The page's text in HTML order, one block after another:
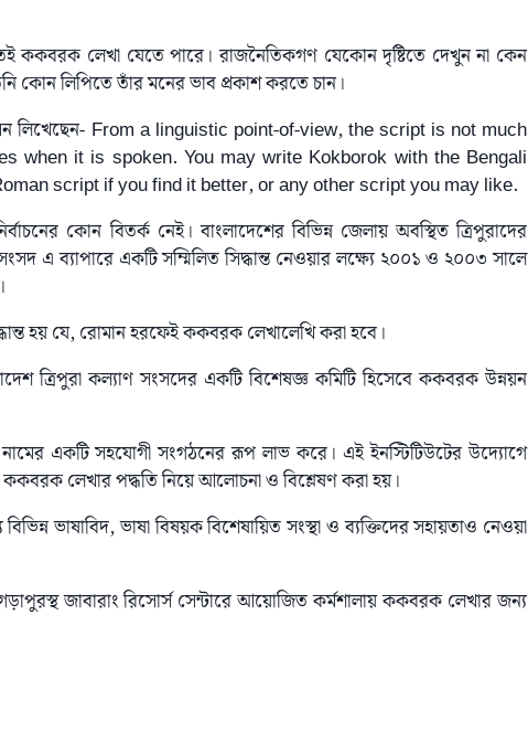
ককবরক লেখা যেতে পারে। রাজনৈতিকগণ যেকোন দৃষ্টিতে দেখুন না কেন
কোন লিপিতে তাঁর মনের ভাব প্রকাশ করতে চান।
লিখেছেন- From a linguistic point-of-view, the script is not much
when it is spoken. You may write Kokborok with the Bengali
script if you find it better, or any other script you may like.
কোন বিতর্ক নেই। বাংলাদেশের বিভিন্ন জেলায় অবস্থিত ত্রিপুরাদের
এ ব্যাপারে একটি সম্মিলিত সিদ্ধান্ত নেওয়ার লক্ষ্যে ২০০১ ও ২০০৩ সালে
হয় যে, রোমান হরফেই ককবরক লেখালেখি করা হবে।
ত্রিপুরা কল্যাণ সংসদের একটি বিশেষজ্ঞ কমিটি হিসেবে ককবরক উন্নয়ন
নামের একটি সহযোগী সংগঠনের রূপ লাভ করে। এই ইনস্টিটিউটের উদ্যোগে
ককবরক লেখার পদ্ধতি নিয়ে আলোচনা ও বিশ্লেষণ করা হয়।
ভাষাবিদ, ভাষা বিষয়ক বিশেষায়িত সংস্থা ও ব্যক্তিদের সহায়তাও নেওয়া
জাবারাং রিসোর্স সেন্টারে আয়োজিত কর্মশালায় ককবরক লেখার জন্য